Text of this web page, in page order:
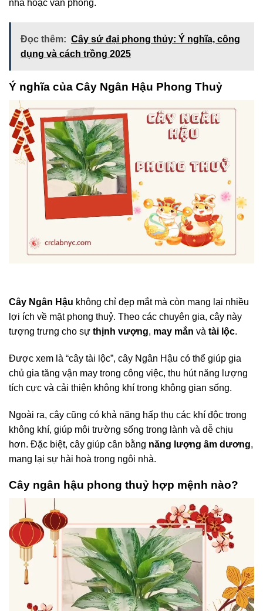
nhà hoặc văn phòng.
Đọc thêm: Cây sứ đại phong thủy: Ý nghĩa, công
dụng và cách trồng 2025
Ý nghĩa của Cây Ngân Hậu Phong Thuỷ
Cây Ngân Hậu không chỉ đẹp mắt mà còn mang lại nhiều
lợi ích về mặt phong thuỷ. Theo các chuyên gia, cây này
tượng trưng cho sự thịnh vượng, may mắn và tài lộc.
Được xem là “cây tài lộc”, cây Ngân Hậu có thể giúp gia
chủ gia tăng vận may trong công việc, thu hút năng lượng
tích cực và cải thiện không khí trong không gian sống.
Ngoài ra, cây cũng có khả năng hấp thụ các khí độc trong
không khí, giúp môi trường sống trong lành và dễ chịu
hơn. Đặc biệt, cây giúp cân bằng năng lượng âm dương,
mang lại sự hài hoà trong ngôi nhà.
Cây ngân hậu phong thuỷ hợp mệnh nào?